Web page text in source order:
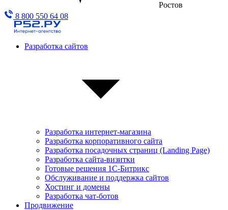
Ростов
8 800 550 64 08
Разработка сайтов
Разработка интернет-магазина
Разработка корпоративного сайта
Разработка посадочных страниц (Landing Page)
Разработка сайта-визитки
Готовые решения 1С-Битрикс
Обслуживание и поддержка сайтов
Хостинг и домены
Разработка чат-ботов
Продвижение